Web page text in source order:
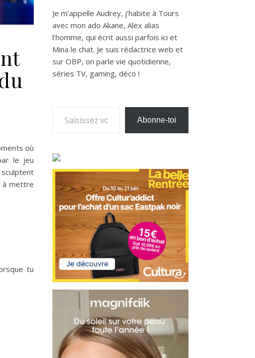
où
le jeu
à mettre
tu
Je m’appelle Audrey, j’habite à Tours
avec mon ado Akane, Alex alias
l’homme, qui écrit aussi parfois ici et
Mina le chat. Je suis rédactrice web et
sur OBP, on parle vie quotidienne,
séries TV, gaming, déco !
Saisissez votre adresse e-mail…
Abonne-toi